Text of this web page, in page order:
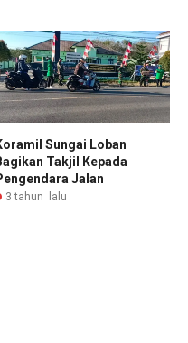
Sungai Loban
Takjil Kepada
Jalan
3 tahun lalu